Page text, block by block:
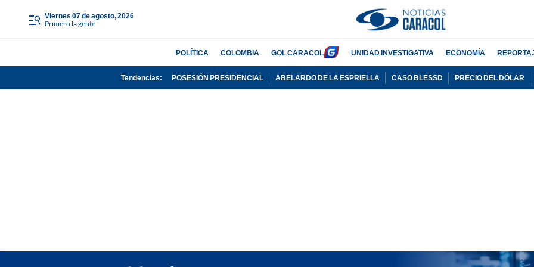
viernes 07 de agosto, 2026
Primero la gente
POLÍTICA COLOMBIA GOL CARACOL UNIDAD INVESTIGATIVA ECONOMÍA
Tendencias: POSESIÓN PRESIDENCIAL ABELARDO DE LA ESPRIELLA CASO BLESSD PRECIO DEL DÓLAR